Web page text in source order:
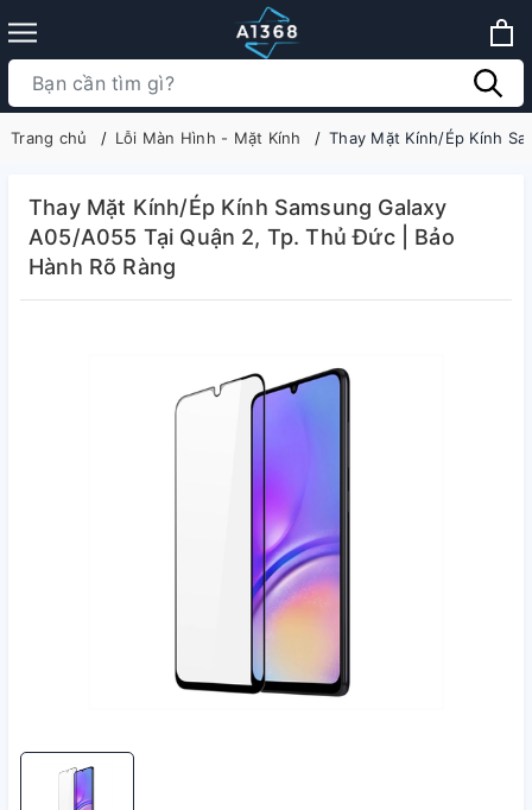
Trang chủ Lỗi Màn Hình - Mặt Kính Thay Mặt Kính/Ép Kính
Thay Mặt Kính/Ép Kính Samsung Galaxy
A05/A055 Tại Quận 2, Tp. Thủ Đức | Bảo
Hành Rõ Ràng